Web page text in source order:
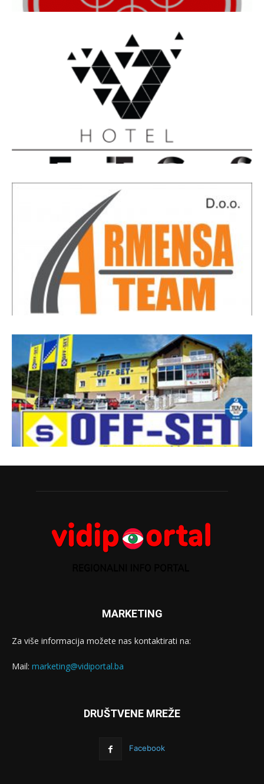
MARKETING
Za više informacija možete nas kontaktirati na:
Mail: marketing@vidiportal.ba
DRUŠTVENE MREŽE
Facebook